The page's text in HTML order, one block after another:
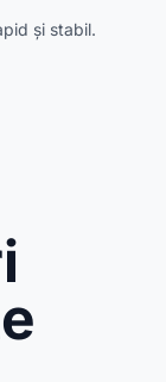
și stabil.